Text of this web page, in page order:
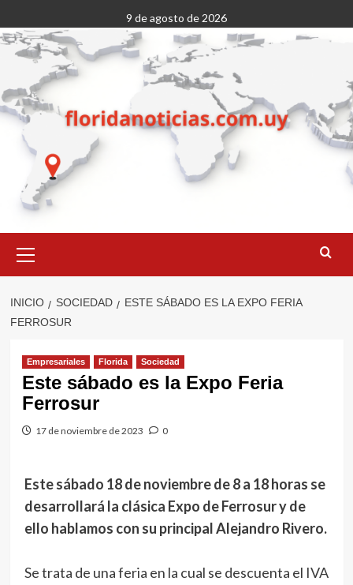
al
contenido
9 de agosto de 2026
primario
INICIO SOCIEDAD
ESTE SÁBADO ES LA EXPO FERIA
FERROSUR
Empresariales Florida Sociedad
Este sábado es la Expo Feria
Ferrosur
17 de noviembre de 2023 0
Este sábado 18 de noviembre de 8 a 18 horas se
desarrollará la clásica Expo de Ferrosury de
ello hablamos con su principal Alejandro Rivero.
Se trata de una feria en la cual se descuenta el IVA